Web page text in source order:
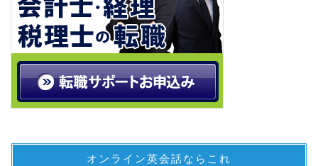
オンライン英会話ならこれ